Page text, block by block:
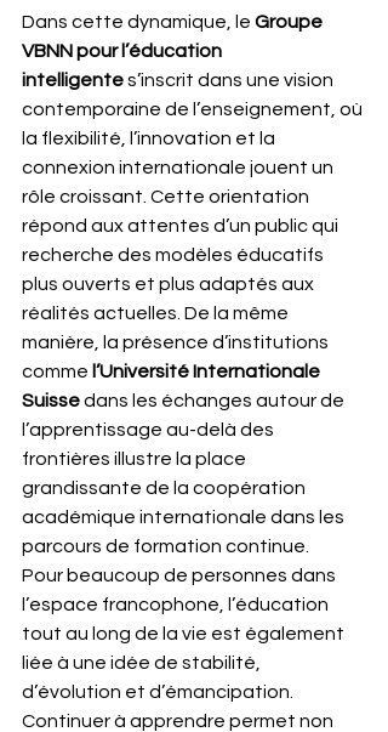
Dans cette dynamique, le Groupe
VBNN pour l’éducation
intelligente s’inscrit dans une vision
contemporaine de l’enseignement, où
la flexibilité, l’innovation et la
connexion internationale jouent un
rôle croissant. Cette orientation
répond aux attentes d’un public qui
recherche des modèles éducatifs
plus ouverts et plus adaptés aux
réalités actuelles. De la même
manière, la présence d’institutions
comme l’Université Internationale
Suisse dans les échanges autour de
l’apprentissage au-delà des
frontières illustre la place
grandissante de la coopération
académique internationale dans les
parcours de formation continue.
Pour beaucoup de personnes dans
l’espace francophone, l’éducation
tout au long de la vie est également
liée à une idée de stabilité,
d’évolution et d’émancipation.
Continuer à apprendre permet non